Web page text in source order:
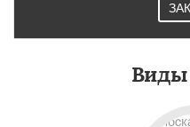
Виды